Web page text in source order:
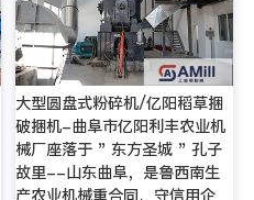
大型圆盘式粉碎机/亿阳稻草捆
破捆机-曲阜市亿阳利丰农业机
械厂座落于 " 东方圣城 " 孔子
故里--山东曲阜，是鲁西南生
产农业机械重合同、守信用企